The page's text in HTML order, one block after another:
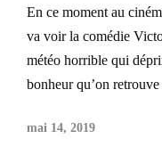
En ce moment au
va voir la comédie
météo horrible qui
bonheur qu’on
mai 14, 2019